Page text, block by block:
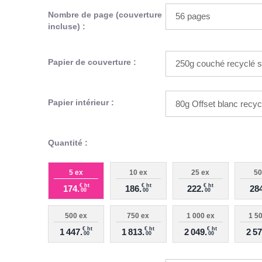
Nombre de page (couverture
incluse) :
Papier de couverture :
Papier intérieur :
Quantité :
5 ex
174.€ ht
00
10 ex
186.€ ht
00
25 ex
222.€ ht
00
500 ex
1 447.€ ht
00
750 ex
1 813.€ ht
00
1 000 ex
2 049.€ ht
00
1
2